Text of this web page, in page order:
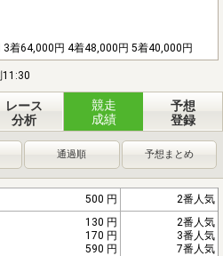
着64,000円 4着48,000円 5着40,000円
11:30
レース
分析
競走
成績
予想
登録
通過順 予想まとめ
500 円 2番人気
130 円
170 円
590 円
2番人気
3番人気
7番人気